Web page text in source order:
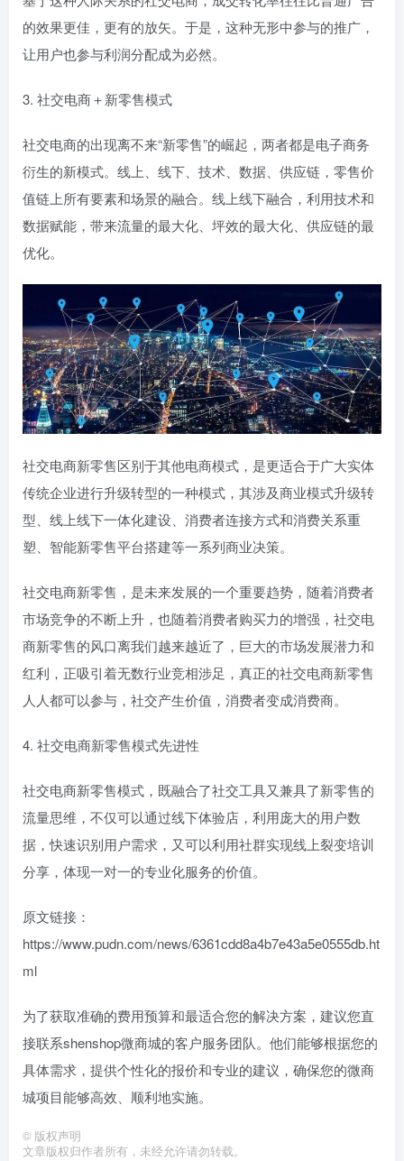
的效果更佳，更有的放矢。于是，这种无形中参与的推广，
让用户也参与利润分配成为必然。
3. 社交电商＋新零售模式
社交电商的出现离不来“新零售”的崛起，两者都是电子商务
衍生的新模式。线上、线下、技术、数据、供应链，零售价
值链上所有要素和场景的融合。线上线下融合，利用技术和
数据赋能，带来流量的最大化、坪效的最大化、供应链的最
优化。
社交电商新零售区别于其他电商模式，是更适合于广大实体
传统企业进行升级转型的一种模式，其涉及商业模式升级转
型、线上线下一体化建设、消费者连接方式和消费关系重
塑、智能新零售平台搭建等一系列商业决策。
社交电商新零售，是未来发展的一个重要趋势，随着消费者
市场竞争的不断上升，也随着消费者购买力的增强，社交电
商新零售的风口离我们越来越近了，巨大的市场发展潜力和
红利，正吸引着无数行业竞相涉足，真正的社交电商新零售
人人都可以参与，社交产生价值，消费者变成消费商。
4. 社交电商新零售模式先进性
社交电商新零售模式，既融合了社交工具又兼具了新零售的
流量思维，不仅可以通过线下体验店，利用庞大的用户数
据，快速识别用户需求，又可以利用社群实现线上裂变培训
分享，体现一对一的专业化服务的价值。
原文链接：
https://www.pudn.com/news/6361cdd8a4b7e43a5e0555db.ht
ml
为了获取准确的费用预算和最适合您的解决方案，建议您直
接联系shenshop微商城的客户服务团队。他们能够根据您的
具体需求，提供个性化的报价和专业的建议，确保您的微商
城项目能够高效、顺利地实施。
© 版权声明
文章版权归作者所有，未经允许请勿转载。